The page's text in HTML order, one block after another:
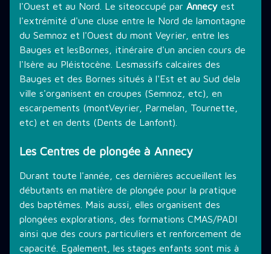
INFORMATIONS PRATIQUES
CONTACT
l'Ouest et au Nord. Le siteoccupé par Annecy est
l'extrémité d'une cluse entre le Nord de lamontagne
du Semnoz et l'Ouest du mont Veyrier, entre les
Bauges et lesBornes, itinéraire d'un ancien cours de
l'Isère au Pléistocène. Lesmassifs calcaires des
Bauges et des Bornes situés à l'Est et au Sud dela
ville s'organisent en croupes (Semnoz, etc), en
escarpements (montVeyrier, Parmelan, Tournette,
etc) et en dents (Dents de Lanfont).
Les Centres de plongée à Annecy
Durant toute l'année, ces dernières accueillent les
débutants en matière de plongée pour la pratique
des baptêmes. Mais aussi, elles organisent des
plongées explorations, des formations CMAS/PADI
ainsi que des cours particuliers et renforcement de
capacité. Egalement, les stages enfants sont mis à